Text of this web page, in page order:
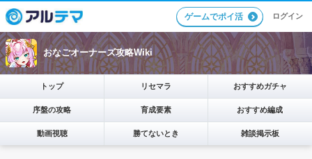
ゲームでポイ活 ログイン
おなごオーナーズ攻略Wiki
トップ リセマラ おすすめガチャ
序盤の攻略 育成要素 おすすめ編成
動画視聴 勝てないとき 雑談掲示板